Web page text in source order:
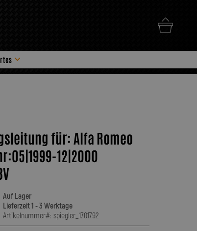
für: Alfa Romeo
12|2000
Auf Lager
Lieferzeit 1 - 3 Werktage
Artikelnummer#: spiegler_1701792